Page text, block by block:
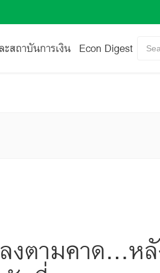
ะสถาบันการเงิน Econ Digest
งตามคาด...ห